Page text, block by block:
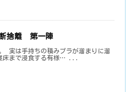
捨離 第一陣
実は手持ちの積みプラが溜まりに溜
床まで浸食する有様… ...